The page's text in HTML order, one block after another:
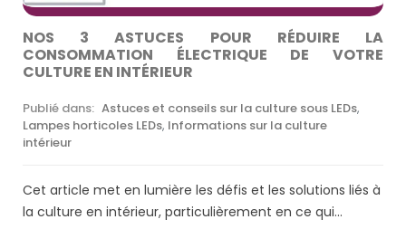
NOS 3 ASTUCES POUR RÉDUIRE LA
CONSOMMATION ÉLECTRIQUE DE VOTRE
CULTURE EN INTÉRIEUR
Publié dans: Astuces et conseils sur la culture sous LEDs,
Lampes horticoles LEDs, Informations sur la culture
intérieur
Cet article met en lumière les défis et les solutions liés à
la culture en intérieur, particulièrement en ce qui...